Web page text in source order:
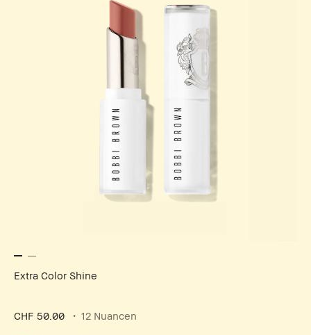
Extra Color Shine
CHF 50.00 12 Nuancen